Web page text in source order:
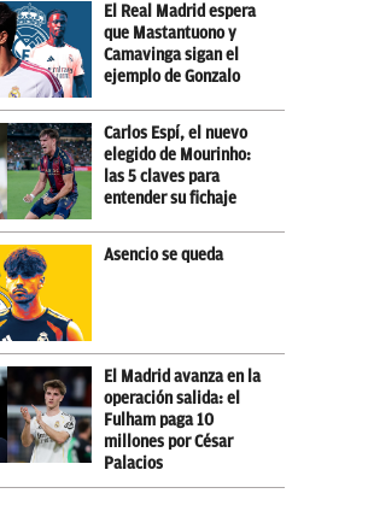
El Real Madrid espera
que Mastantuono y
Camavinga sigan el
ejemplo de Gonzalo
Carlos Espí, el nuevo
elegido de Mourinho:
las 5 claves para
entender su fichaje
Asencio se queda
El Madrid avanza en la
operación salida: el
Fulham paga 10
millones por César
Palacios